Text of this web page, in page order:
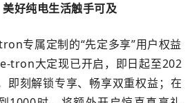
好纯电生活触手可及
专属定制的“先定多享”用户权益
tron大定现已开启，即日起至202
即刻解锁专享、畅享双重权益；在